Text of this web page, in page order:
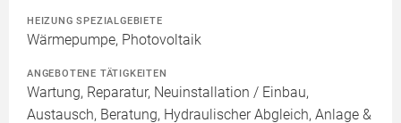
HEIZUNG SPEZIALGEBIETE
Wärmepumpe, Photovoltaik
ANGEBOTENE TÄTIGKEITEN
Wartung, Reparatur, Neuinstallation / Einbau,
Austausch, Beratung, Hydraulischer Abgleich, Anlage &